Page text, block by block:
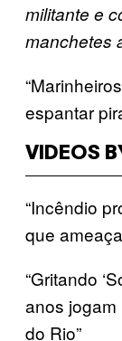
militante e
manchetes
espantar
VIDEOS
“Incêndio
que
“Gritando
anos
do Rio”